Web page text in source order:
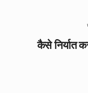
कैसे निर्यात